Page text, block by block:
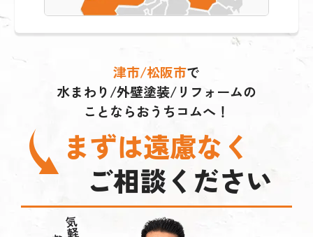
津市/松阪市で
水まわり/外壁塗装/リフォームの
ことならおうちコムへ！
まずは遠慮なく
ご相談ください